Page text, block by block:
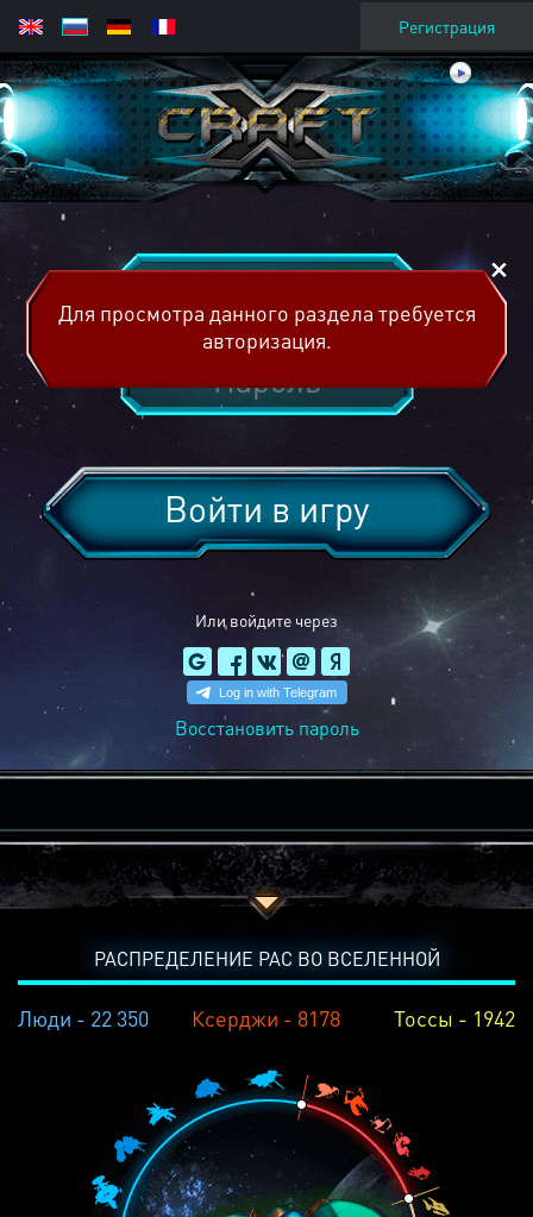
Регистрация
Или войдите через
Войти в игру
Восстановить пароль
Для просмотра данного раздела требуется
авторизация.
РАСПРЕДЕЛЕНИЕ РАС ВО ВСЕЛЕННОЙ
Люди - 22 350 Ксерджи - 8178 Тоссы - 1942